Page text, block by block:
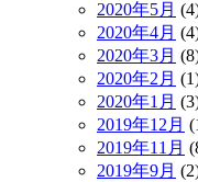
2020年5月
2020年4月
2020年3月
2020年2月
2020年1月
2019年12月
2019年11月
2019年9月